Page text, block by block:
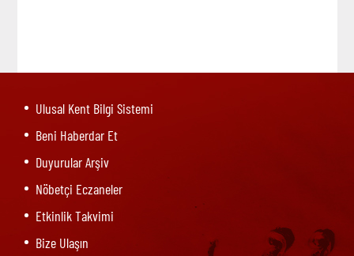
Ulusal Kent Bilgi Sistemi
Beni Haberdar Et
Duyurular Arşiv
Nöbetçi Eczaneler
Etkinlik Takvimi
Bize Ulaşın